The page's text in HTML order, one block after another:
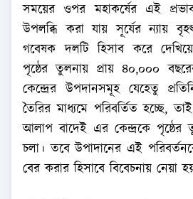
সময়ের ওপর মহাকর্ষের এই
উপলব্ধি করা যায় সূর্যের ন্যায়
গবেষক দলটি হিসাব করে
পৃষ্ঠের তুলনায় প্রায় ৪০,০০০
কেন্দ্রের উপদানসমূহ যেহেতু
তৈরির মাধ্যমে পরিবর্তিত হচ্ছে,
আলাপ বাদেই এর কেন্দ্রকে
চলা। তবে উপাদানের এই
বের করার হিসাবে বিবেচনায় নেয়া